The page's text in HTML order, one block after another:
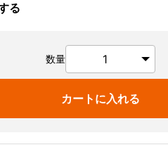
る
数量
カートに入れる